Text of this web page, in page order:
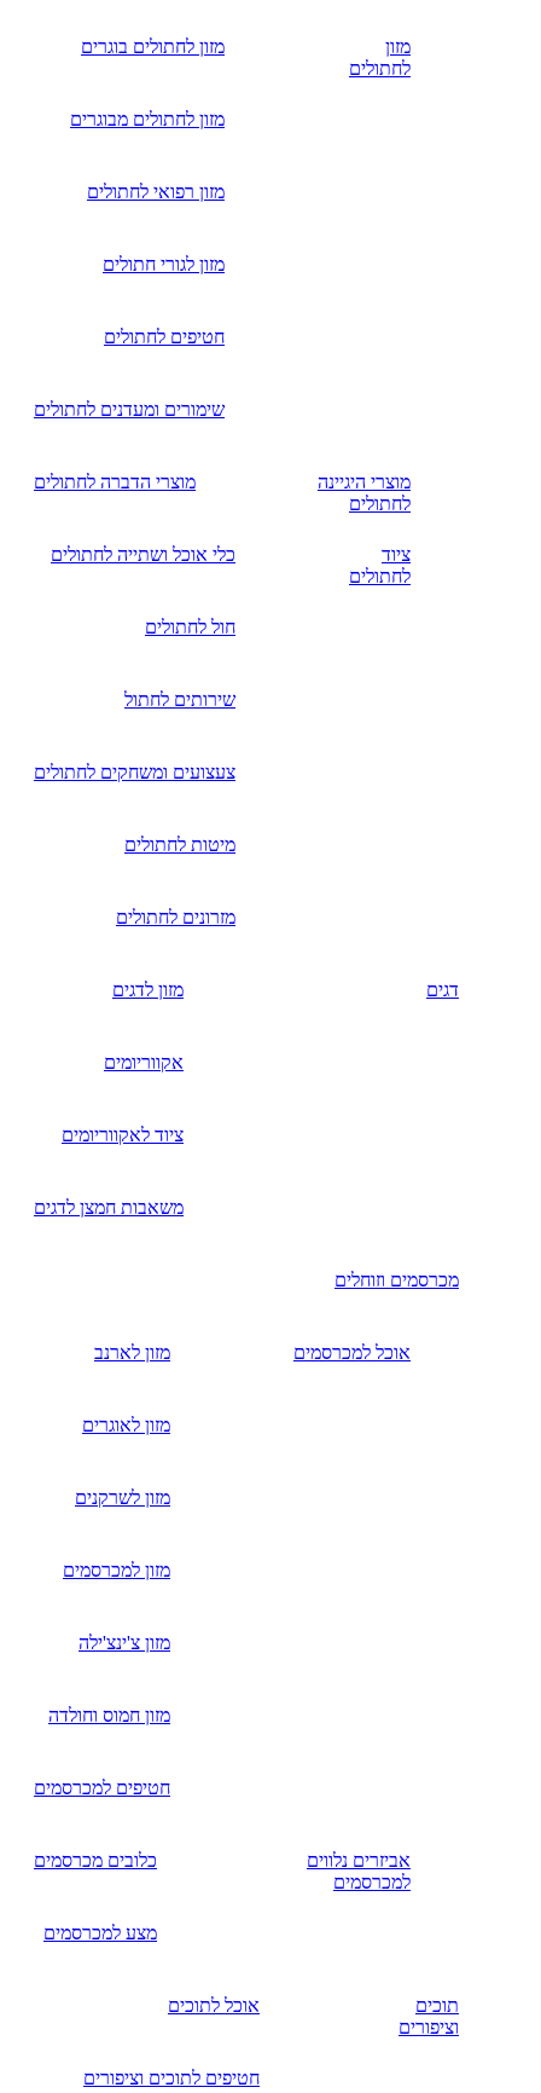
מזון
לחתולים
מזון לחתולים בוגרים
מזון לחתולים מבוגרים
מזון רפואי לחתולים
מזון לגורי חתולים
חטיפים לחתולים
שימורים ומעדנים לחתולים
מוצרי היגיינה
לחתולים
מוצרי הדברה לחתולים
ציוד
לחתולים
כלי אוכל ושתייה לחתולים
חול לחתולים
שירותים לחתול
צעצועים ומשחקים לחתולים
מיטות לחתולים
מזרונים לחתולים
דגים מזון לדגים
אקווריומים
ציוד לאקווריומים
משאבות חמצן לדגים
מכרסמים וזוחלים
אוכל למכרסמים מזון לארנב
מזון לאוגרים
מזון לשרקנים
מזון למכרסמים
מזון צ'ינצ'ילה
מזון חמוס וחולדה
חטיפים למכרסמים
אביזרים נלווים
למכרסמים
כלובים מכרסמים
מצע למכרסמים
תוכים
וציפורים
אוכל לתוכים
חטיפים לתוכים וציפורים